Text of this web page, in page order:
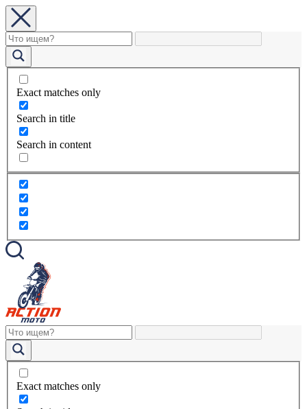
Exact matches only
Search in title
Search in content
Exact matches only